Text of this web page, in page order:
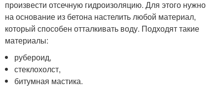
произвести отсечную гидроизоляцию. Для этого нужно
на основание из бетона настелить любой материал,
который способен отталкивать воду. Подходят такие
материалы:
рубероид,
стеклохолст,
битумная мастика.